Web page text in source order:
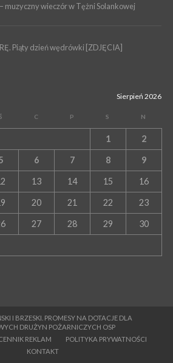
muzyczny wieczór w Tężni Solankowej
Piąty dzień wędrówki [ZDJĘCIA]
Sierpień 2026
C P S N
1 2
6 7 8 9
13 14 15 16
20 21 22 23
27 28 29 30
I BRZESKI. PROMESY NA DOTACJE DLA
DRUŻYN POŻARNICZYCH OSP
REKLAM
POLITYKA PRYWATNOŚCI
KONTAKT